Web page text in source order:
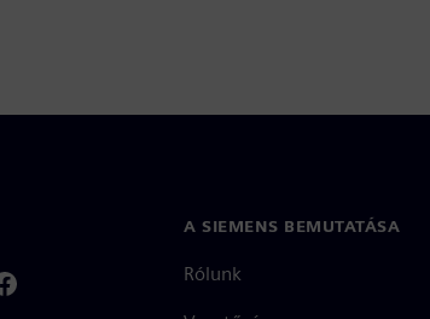
A SIEMENS BEMUTATÁSA
Rólunk